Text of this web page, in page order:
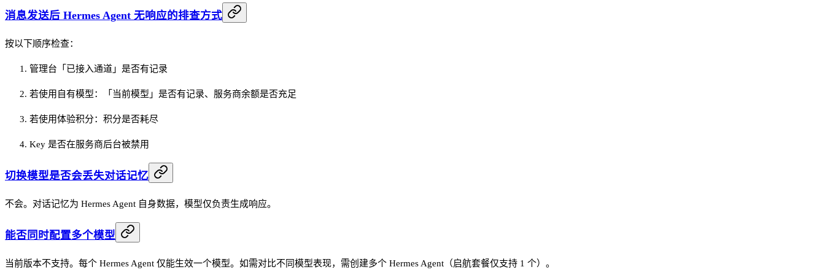
消息发送后 Hermes Agent 无响应的排查方式
按以下顺序检查：
管理台「已接入通道」是否有记录
若使用自有模型：「当前模型」是否有记录、服务商余额是否充足
若使用体验积分：积分是否耗尽
Key 是否在服务商后台被禁用
切换模型是否会丢失对话记忆
不会。对话记忆为 Hermes Agent 自身数据，模型仅负责生成响应。
能否同时配置多个模型
当前版本不支持。每个 Hermes Agent 仅能生效一个模型。如需对比不同模型表现，需创建多个 Hermes Agent（启航套餐仅支持 1 个）。